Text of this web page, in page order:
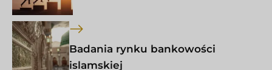
Badania rynku bankowości
islamskiej